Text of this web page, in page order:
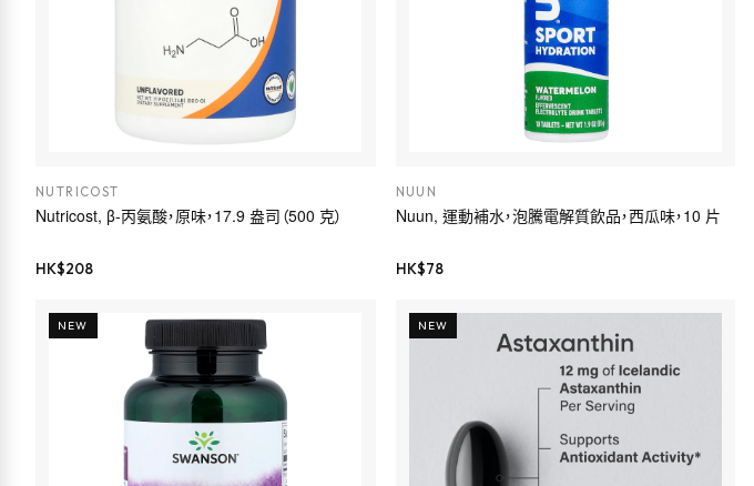
NUTRICOST
Nutricost, β-丙氨酸，原味，17.9 盎司（500 克）
HK$208
NUUN
Nuun, 運動補水，泡騰電解質飲品，西瓜味，10 片
HK$78
NEW NEW